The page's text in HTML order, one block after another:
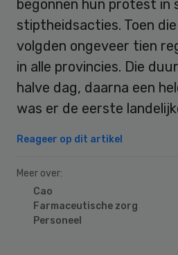
begonnen hun protest in
stiptheidsacties. Toen
volgden ongeveer tien
in alle provincies. Die
halve dag, daarna een
was er de eerste
Reageer op dit artikel
Meer over:
Cao
Farmaceutische zorg
Personeel